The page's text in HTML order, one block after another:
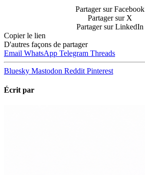
Partager sur Facebook
Partager sur X
Partager sur LinkedIn
Copier le lien
D'autres façons de partager
Email WhatsApp Telegram Threads
Bluesky Mastodon Reddit Pinterest
Écrit par